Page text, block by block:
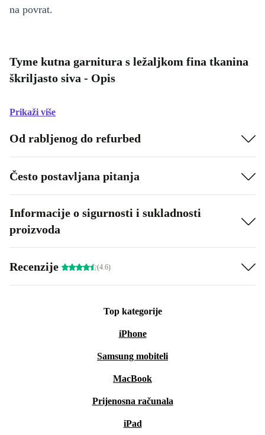
na povrat.
Tyme kutna garnitura s ležaljkom fina tkanina
škriljasto siva - Opis
Prikaži više
Od rabljenog do refurbed
Često postavljana pitanja
Informacije o sigurnosti i sukladnosti
proizvoda
Recenzije (4.6)
Top kategorije
iPhone
Samsung mobiteli
MacBook
Prijenosna računala
iPad